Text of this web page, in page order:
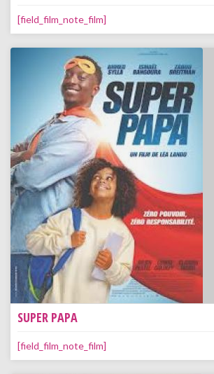
[field_film_note_film]
SUPER PAPA
[field_film_note_film]